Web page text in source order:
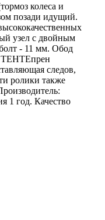
колеса и
позади идущий.
узел с двойным
- 11 мм. Обод
ТЕНТЕпрен
следов,
ролики также
1 год. Качество